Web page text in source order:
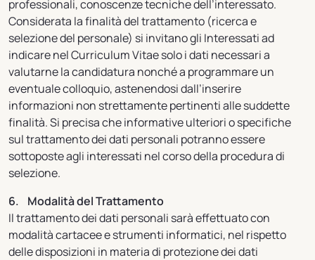
professionali, conoscenze tecniche dell’interessato.
Considerata la finalità del trattamento (ricerca e
selezione del personale) si invitano gli Interessati ad
indicare nel Curriculum Vitae solo i dati necessari a
valutarne la candidatura nonché a programmare un
eventuale colloquio, astenendosi dall’inserire
informazioni non strettamente pertinenti alle suddette
finalità. Si precisa che informative ulteriori o specifiche
sul trattamento dei dati personali potranno essere
sottoposte agli interessati nel corso della procedura di
selezione.
6. Modalità del Trattamento
Il trattamento dei dati personali sarà effettuato con
modalità cartacee e strumenti informatici, nel rispetto
delle disposizioni in materia di protezione dei dati